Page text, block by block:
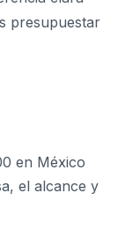
presupuestar
en México
el alcance y